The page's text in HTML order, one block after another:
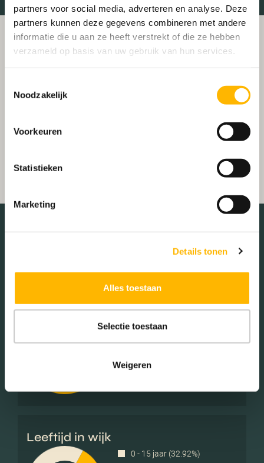
partners voor social media, adverteren en analyse. Deze
partners kunnen deze gegevens combineren met andere
informatie die u aan ze heeft verstrekt of die ze hebben
verzameld op basis van uw gebruik van hun services.
Noodzakelijk
Voorkeuren
Statistieken
Marketing
Details tonen
Alles toestaan
Selectie toestaan
Weigeren
Burgerlijke staat in wijk
Gehuwd (34.87%)
Gescheiden (4.61%)
Leeftijd in wijk
0 - 15 jaar (32.92%)